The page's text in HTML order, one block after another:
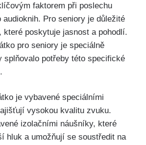
faktorem při poslechu
audioknih. Pro seniory je důležité
které poskytuje jasnost a pohodlí.
pro seniory je speciálně
splňovalo potřeby této specifické
je vybavené speciálními
vysokou kvalitu zvuku.
izolačními náušníky, které
hluk a umožňují se soustředit na